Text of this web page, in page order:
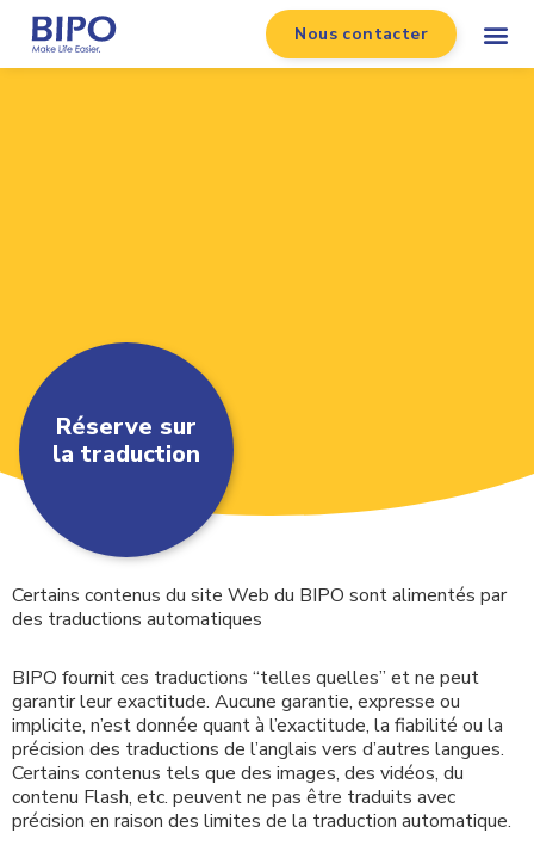
Nous contacter
Réserve sur
la traduction
Certains contenus du site Web du BIPO sont alimentés par
des traductions automatiques
BIPO fournit ces traductions “telles quelles” et ne peut
garantir leur exactitude. Aucune garantie, expresse ou
implicite, n’est donnée quant à l’exactitude, la fiabilité ou la
précision des traductions de l’anglais vers d’autres langues.
Certains contenus tels que des images, des vidéos, du
contenu Flash, etc. peuvent ne pas être traduits avec
précision en raison des limites de la traduction automatique.